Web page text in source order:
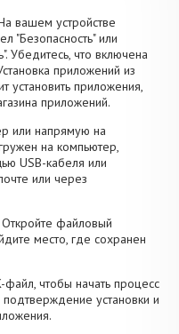
вашем устройстве
"Безопасность" или
Убедитесь, что включена
приложений из
установить приложения,
приложений.
или напрямую на
на компьютер,
USB-кабеля или
или через
файловый
место, где сохранен
файл, чтобы начать процесс
установки и